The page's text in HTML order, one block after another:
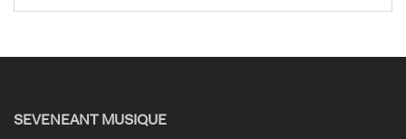
SEVENEANT MUSIQUE